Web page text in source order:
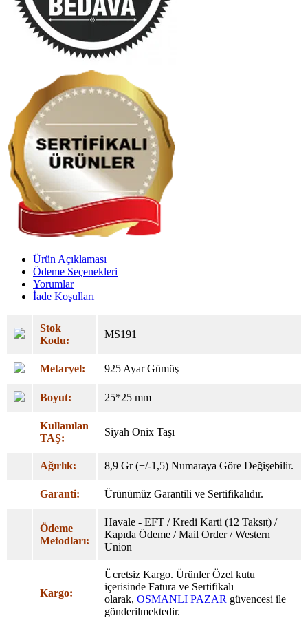
Ürün Açıklaması
Ödeme Seçenekleri
Yorumlar
İade Koşulları
Stok
Kodu:
MS191
Metaryel: 925 Ayar Gümüş
Boyut: 25*25 mm
Kullanılan
TAŞ:
Siyah Onix Taşı
Ağırlık: 8,9 Gr (+/-1,5) Numaraya Göre Değişebilir.
Garanti: Ürünümüz Garantili ve Sertifikalıdır.
Ödeme
Metodları:
Havale - EFT / Kredi Karti (12 Taksıt) /
Kapıda Ödeme / Mail Order / Western
Union
Kargo:
Ücretsiz Kargo. Ürünler Özel kutu
içerisinde Fatura ve Sertifikalı
olarak, OSMANLI PAZAR güvencesi ile
gönderilmektedir.